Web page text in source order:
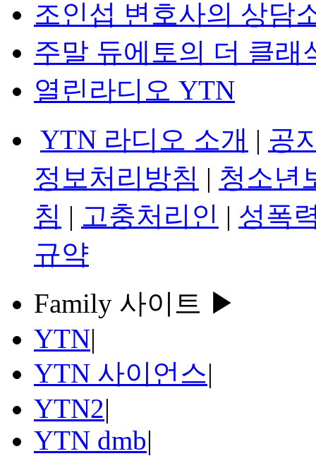
조인섭 변호사의 상담
주말 듀에토의 더 클래
열린라디오 YTN
YTN 라디오 소개 | 공
정보처리방침 | 청소년
침 | 고충처리인 | 성폭
규약
Family 사이트 ▶
YTN|
YTN 사이언스|
YTN2|
YTN dmb|